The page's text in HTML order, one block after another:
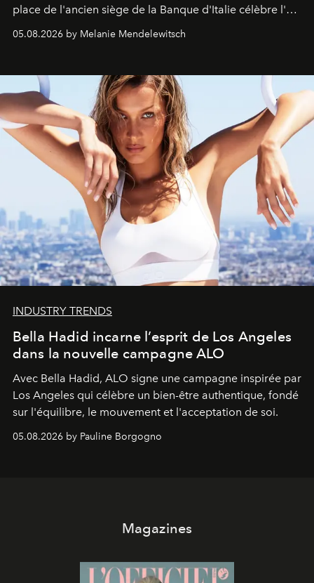
place de l'ancien siège de la Banque d'Italie célèbre l'art
de vivre Romain dans toute son élégance intemporelle.
05.08.2026 by Melanie Mendelewitsch
INDUSTRY TRENDS
Bella Hadid incarne l’esprit de Los Angeles
dans la nouvelle campagne ALO
Avec Bella Hadid, ALO signe une campagne inspirée par
Los Angeles qui célèbre un bien-être authentique, fondé
sur l'équilibre, le mouvement et l'acceptation de soi.
05.08.2026 by Pauline Borgogno
Magazines